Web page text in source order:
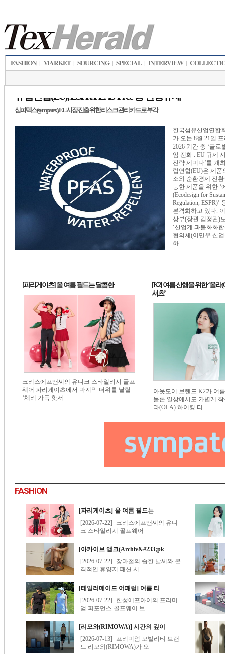
FASHION | MARKET | SOURCING | SPECIAL | INTERVIEW |
유럽연합(EU), ESPR/PEAS-Free 등 환경규제
심파텍스(sympatex), EU 시장 진출 위한 리스크 관리 카드로 부각
한국섬유산업연합
가 오는 8월 21일
2026 기간 중 ‘글로
임 전화 : EU 규제
전략 세미나’를 개
럽연합(EU)은 제품
소와 순환경제 전
능한 제품을 위한 ‘
(Ecodesign for
Regulation, ESPR)’
본격화하고 있다.
상부(장관 김정관)
‘산업계 과불화화
협의체(이민우 산
하
[파리게이츠] 올 여름 필드는 달콤한
크리스에프앤씨의 유니크 스타일리시 골프
웨어 파리게이츠에서 마지막 더위를 날릴
‘체리 가득 핫서
[K2] 여름 산행을 위한 ‘올라
셔츠’
아웃도어 브랜드 K2가 여
물론 일상에서도 가볍게
라(OLA) 하이킹 티
FASHION